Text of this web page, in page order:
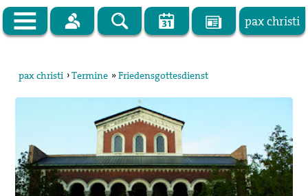
pax christi
Themen
Kampagnen
pax christi ›Termine »Friedensgottesdienst